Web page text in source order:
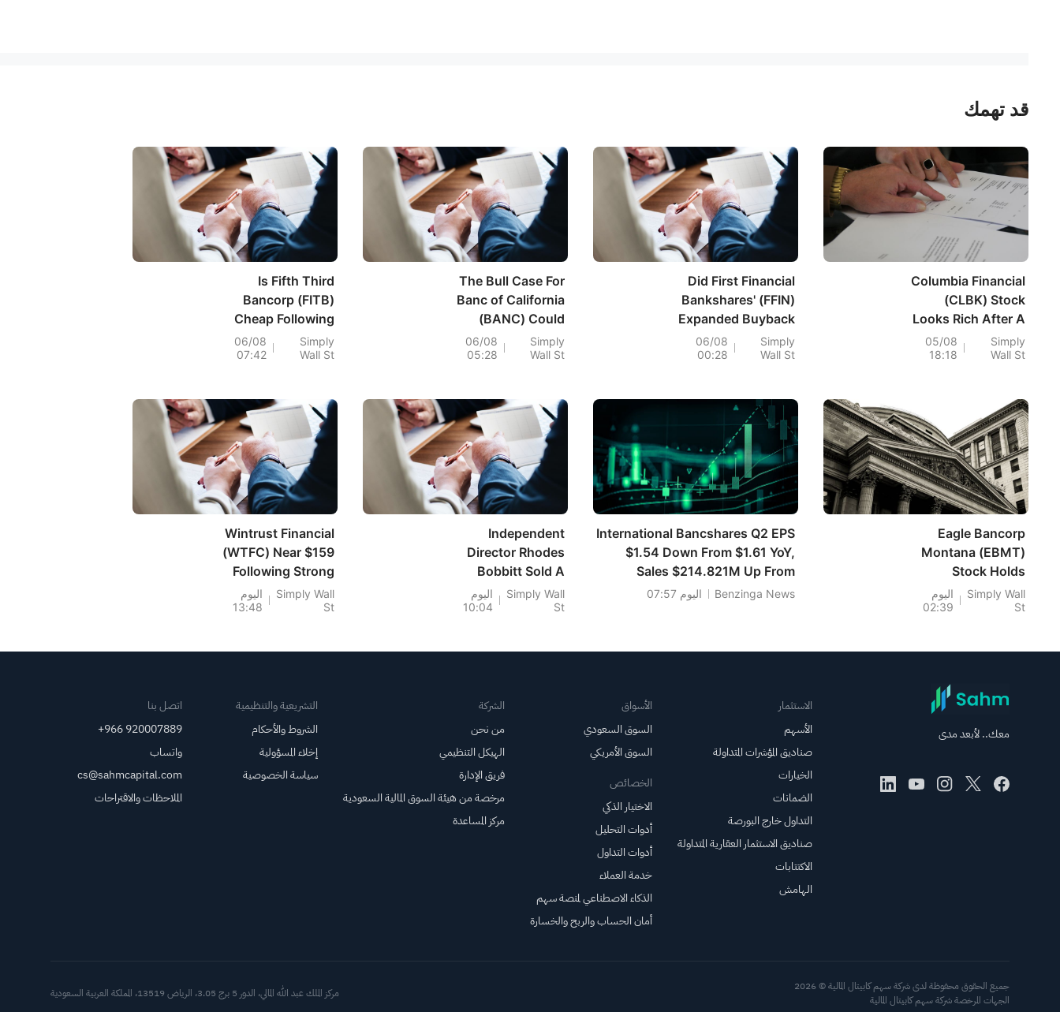
قد تهمك
Columbia Financial
(CLBK) Stock
Looks Rich After A
65% Run
Simply
Wall St
05/08
18:18
Did First Financial
Bankshares' (FFIN)
Expanded Buyback
and Steady
Dividend Just
Simply
Wall St
06/08
00:28
The Bull Case For
Banc of California
(BANC) Could
Change Following
Q2 Loss And Surge
Simply
Wall St
06/08
05:28
Is Fifth Third
Bancorp (FITB)
Cheap Following
Its Comerica
Account
Simply
Wall St
06/08
07:42
Eagle Bancorp
Montana (EBMT)
Stock Holds
Steady As Margin
Strength Draws
Simply Wall
St
اليوم
02:39
International Bancshares Q2 EPS
$1.54 Down From $1.61 YoY,
Sales $214.821M Up From
$208.167M YoY
Benzinga News اليوم 07:57
Independent
Director Rhodes
Bobbitt Sold A
Bunch Of Shares In
Hilltop Holdings
Simply Wall
St
اليوم
10:04
Wintrust Financial
(WTFC) Near $159
Following Strong
Run While
Valuation Still
Simply Wall
St
اليوم
13:48
معك.. لأبعد مدى
الاستثمار
الأسهم
صناديق المؤشرات المتداولة
الخيارات
الضمانات
التداول خارج البورصة
صناديق الاستثمار العقارية المتداولة
الاكتتابات
الهامش
الأسواق
السوق السعودي
السوق الأمريكي
الخصائص
الاختيار الذكي
أدوات التحليل
أدوات التداول
خدمة العملاء
الذكاء الاصطناعي لمنصة سهم
أمان الحساب والربح والخسارة
الشركة
من نحن
الهيكل التنظيمي
فريق الإدارة
مرخصة من هيئة السوق المالية السعودية
مركز المساعدة
التشريعية والتنظيمية
الشروط والأحكام
إخلاء المسؤولية
سياسة الخصوصية
اتصل بنا
+966 920007889
واتساب
cs@sahmcapital.com
الملاحظات والاقتراحات
جميع الحقوق محفوظة لدى شركة سهم كابيتال المالية © 2026
الجهات المرخصة شركة سهم كابيتال المالية
مركز الملك عبد الله المالي، الدور 5 برج 3.05، الرياض 13519، المملكة العربية السعودية